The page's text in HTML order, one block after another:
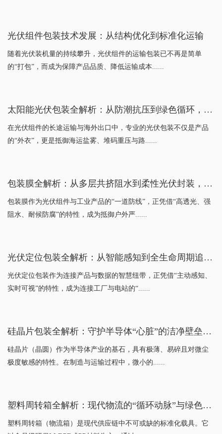
光伏组件包装技术发展：从结构优化到标准化运输
随着光伏装机量的持续攀升，光伏组件的运输包装已不再是简单
的“打包”，而成为保障产品品质、降低运输成本......
太阳能光伏包装全解析：从防潮抗压到绿色循环，揭秘光伏组件的“出海铠甲”
在光伏组件的长途运输与海外出口中，专业的光伏包装不仅是产品
的“外衣”，更是抵御海运盐雾、堆码重压与路......
包装膜全解析：从多层共挤阻水到柔性光伏封装，揭秘绿色能源的“隐形铠甲”
包装膜作为光伏组件与工业产品的“一道防线”，正凭借“高透光、强
阻水、耐候防腐”的特性，成为抵御户外严......
光伏定位包装全解析：从智能感知到全生命周期追溯，揭秘组件运输的“智慧导航”
光伏定位包装作为连接产品与数据的智慧纽带，正凭借“主动感知、
实时可视”的特性，成为连接工厂与电站的“......
硅晶片包装全解析：守护半导体“心脏”的洁净壁垒与精密防护指南
硅晶片（晶圆）作为半导体产业的基石，具有极薄、易碎且对微尘
极度敏感的特性。在制造与运输过程中，微小的......
塑料周转箱全解析：现代物流的“循环动脉”与绿色降本指南
塑料周转箱（物流箱）是现代供应链中不可或缺的标准化载具。它